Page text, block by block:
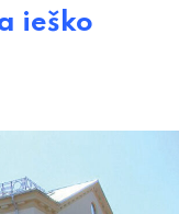
ieško